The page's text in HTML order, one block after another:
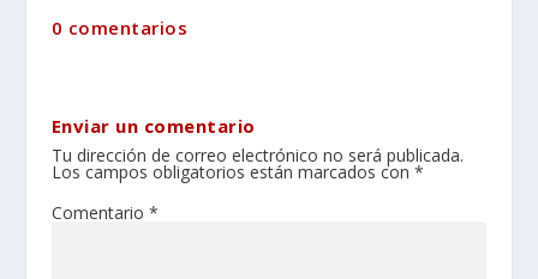
0 comentarios
Enviar un comentario
Tu dirección de correo electrónico no será publicada.
Los campos obligatorios están marcados con *
Comentario *